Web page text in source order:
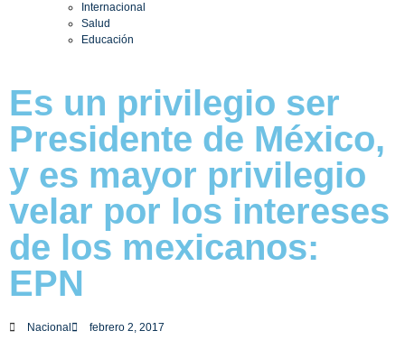
Internacional
Salud
Educación
Es un privilegio ser
Presidente de México,
y es mayor privilegio
velar por los intereses
de los mexicanos:
EPN
Nacional febrero 2, 2017